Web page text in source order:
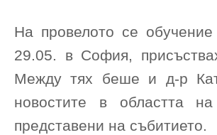
На провелото се
29.05. в София,
Между тях беше и д-р
новостите в областта на
представени на събитието.